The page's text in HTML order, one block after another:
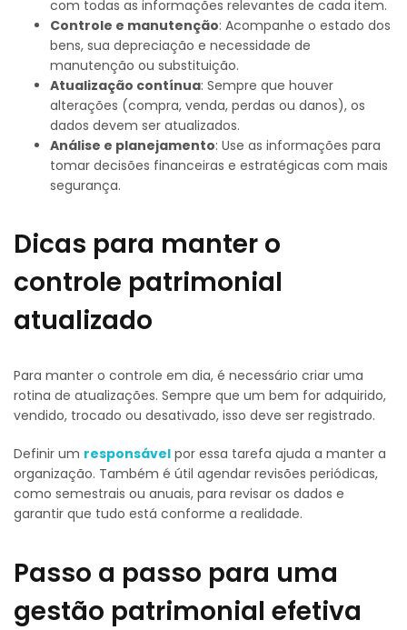
com todas as informações relevantes de cada item.
Controle e manutenção: Acompanhe o estado dos
bens, sua depreciação e necessidade de
manutenção ou substituição.
Atualização contínua: Sempre que houver
alterações (compra, venda, perdas ou danos), os
dados devem ser atualizados.
Análise e planejamento: Use as informações para
tomar decisões financeiras e estratégicas com mais
segurança.
Dicas para manter o
controle patrimonial
atualizado
Para manter o controle em dia, é necessário criar uma
rotina de atualizações. Sempre que um bem for adquirido,
vendido, trocado ou desativado, isso deve ser registrado.
Definir um responsável por essa tarefa ajuda a manter a
organização. Também é útil agendar revisões periódicas,
como semestrais ou anuais, para revisar os dados e
garantir que tudo está conforme a realidade.
Passo a passo para uma
gestão patrimonial efetiva